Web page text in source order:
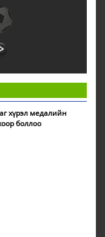
хүрэл медалийн
боллоо